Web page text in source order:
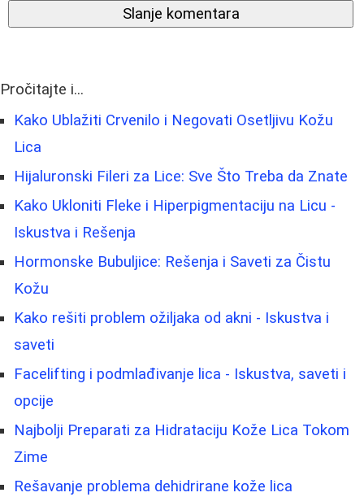
Slanje komentara
Pročitajte i...
Kako Ublažiti Crvenilo i Negovati Osetljivu Kožu
Lica
Hijaluronski Fileri za Lice: Sve Što Treba da Znate
Kako Ukloniti Fleke i Hiperpigmentaciju na Licu -
Iskustva i Rešenja
Hormonske Bubuljice: Rešenja i Saveti za Čistu
Kožu
Kako rešiti problem ožiljaka od akni - Iskustva i
saveti
Facelifting i podmlađivanje lica - Iskustva, saveti i
opcije
Najbolji Preparati za Hidrataciju Kože Lica Tokom
Zime
Rešavanje problema dehidrirane kože lica